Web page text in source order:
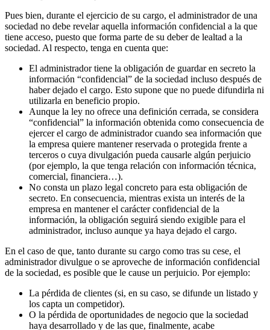
Pues bien, durante el ejercicio de su cargo, el administrador de una
sociedad no debe revelar aquella información confidencial a la que
tiene acceso, puesto que forma parte de su deber de lealtad a la
sociedad. Al respecto, tenga en cuenta que:
El administrador tiene la obligación de guardar en secreto la
información “confidencial” de la sociedad incluso después de
haber dejado el cargo. Esto supone que no puede difundirla ni
utilizarla en beneficio propio.
Aunque la ley no ofrece una definición cerrada, se considera
“confidencial” la información obtenida como consecuencia de
ejercer el cargo de administrador cuando sea información que
la empresa quiere mantener reservada o protegida frente a
terceros o cuya divulgación pueda causarle algún perjuicio
(por ejemplo, la que tenga relación con información técnica,
comercial, financiera…).
No consta un plazo legal concreto para esta obligación de
secreto. En consecuencia, mientras exista un interés de la
empresa en mantener el carácter confidencial de la
información, la obligación seguirá siendo exigible para el
administrador, incluso aunque ya haya dejado el cargo.
En el caso de que, tanto durante su cargo como tras su cese, el
administrador divulgue o se aproveche de información confidencial
de la sociedad, es posible que le cause un perjuicio. Por ejemplo:
La pérdida de clientes (si, en su caso, se difunde un listado y
los capta un competidor).
O la pérdida de oportunidades de negocio que la sociedad
haya desarrollado y de las que, finalmente, acabe